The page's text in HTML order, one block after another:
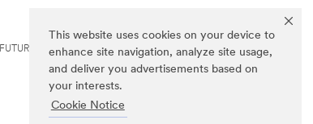
This website uses cookies on your device to
enhance site navigation, analyze site usage,
and deliver you advertisements based on
your interests.
Cookie Notice
FUTURO est une marque de 3M.